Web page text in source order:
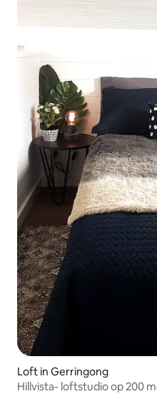
Loft in Gerringong
Hillvista- loftstudio op 200